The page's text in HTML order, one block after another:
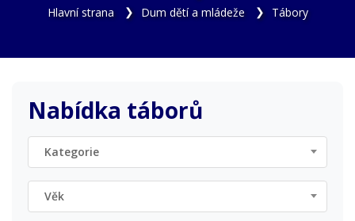
Hlavní strana Dum dětí a mládeže Tábory
Nabídka táborů
Kategorie
Věk